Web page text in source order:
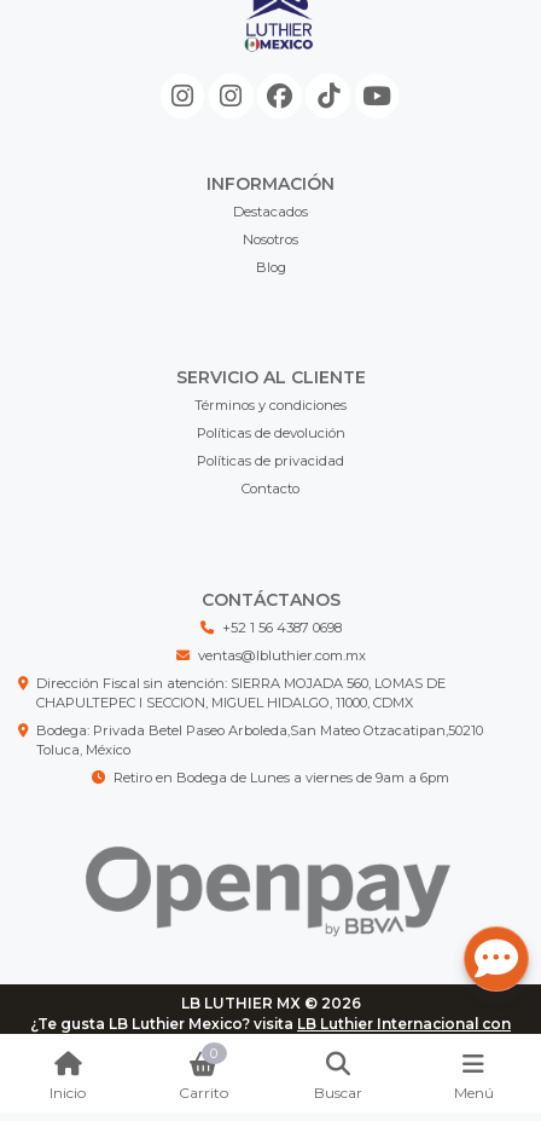
INFORMACIÓN
Destacados
Nosotros
Blog
SERVICIO AL CLIENTE
Términos y condiciones
Políticas de devolución
Políticas de privacidad
Contacto
CONTÁCTANOS
+52 1 56 4387 0698
ventas@lbluthier.com.mx
Dirección Fiscal sin atención: SIERRA MOJADA 560, LOMAS DE
CHAPULTEPEC I SECCION, MIGUEL HIDALGO, 11000, CDMX
Bodega: Privada Betel Paseo Arboleda,San Mateo Otzacatipan,50210
Toluca, México
Retiro en Bodega de Lunes a viernes de 9am a 6pm
LB LUTHIER MX © 2026
¿Te gusta LB Luthier Mexico? visita LB Luthier Internacional con
más de 3.000 productos disponibles
Inicio
0
Carrito Buscar Menú